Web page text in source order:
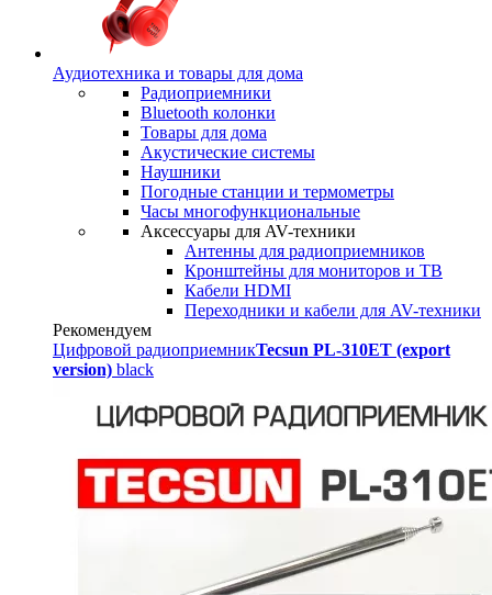
Аудиотехника и товары для дома
Радиоприемники
Bluetooth колонки
Товары для дома
Акустические системы
Наушники
Погодные станции и термометры
Часы многофункциональные
Аксессуары для AV-техники
Антенны для радиоприемников
Кронштейны для мониторов и ТВ
Кабели HDMI
Переходники и кабели для AV-техники
Рекомендуем
Цифровой радиоприемникTecsun PL-310ET (export
version) black